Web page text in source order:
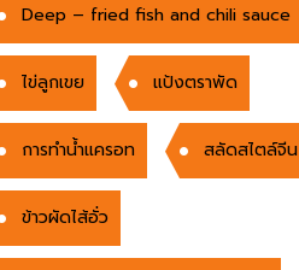
Deep – fried fish and chili sauce
ไข่ลูกเขย แป้งตราพัด
การทำน้ำแครอท สลัดสไตล์จีน
ข้าวผัดไส้อั่ว